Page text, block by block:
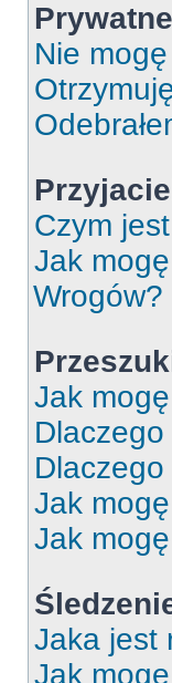
Nie
Czym
Jak
Wrogów?
Jak
Jak
Jak
Jaka jest
Jak